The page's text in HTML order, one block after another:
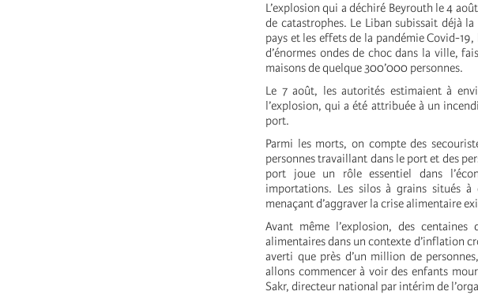
L’explosion qui a déchiré Beyrouth le 4
de catastrophes. Le Liban subissait déjà
pays et les effets de la pandémie Covid-
d’énormes ondes de choc dans la ville,
maisons de quelque 300’000 personnes.
Le 7 août, les autorités estimaient à
l’explosion, qui a été attribuée à un
port.
Parmi les morts, on compte des
personnes travaillant dans le port et des
port joue un rôle essentiel dans
importations. Les silos à grains situés
menaçant d’aggraver la crise alimentaire
Avant même l’explosion, des
alimentaires dans un contexte d’inflation
averti que près d’un million de
allons commencer à voir des enfants
Sakr, directeur national par intérim de